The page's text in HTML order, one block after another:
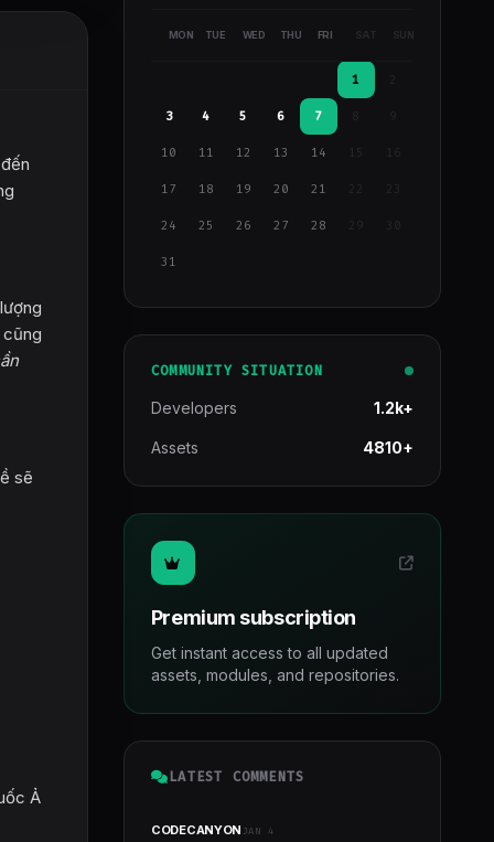
cũng
sẽ
Ả
MON TUE WED THU FRI SAT SUN
1
3 4 5 6 7 9
10 11 12 13 14 15 16
17 18 19 20 21
24 25 26 27 28 29
31
COMMUNITY SITUATION
Developers 1.2k+
Assets 4810+
Premium subscription
Get instant access to all updated
assets, modules, and repositories.
LATEST COMMENTS
CODECANYONJAN 4